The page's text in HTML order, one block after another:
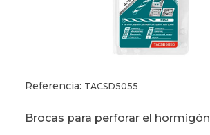
Referencia: TACSD5055
Brocas para perforar el hormigón